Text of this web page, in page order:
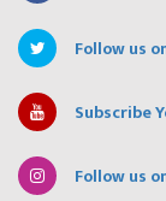
Follow us
Subscribe
Follow us